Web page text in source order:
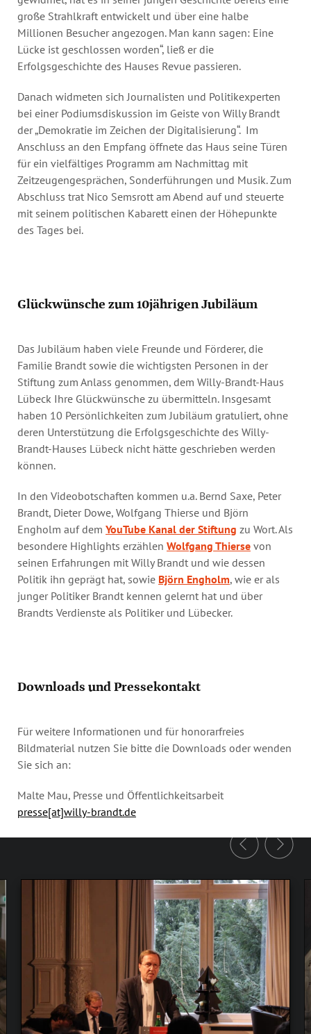
große Strahlkraft entwickelt und über eine halbe
Millionen Besucher angezogen. Man kann sagen: Eine
Lücke ist geschlossen worden“, ließ er die
Erfolgsgeschichte des Hauses Revue passieren.
Danach widmeten sich Journalisten und Politikexperten
bei einer Podiumsdiskussion im Geiste von Willy Brandt
der „Demokratie im Zeichen der Digitalisierung“. Im
Anschluss an den Empfang öffnete das Haus seine Türen
für ein vielfältiges Programm am Nachmittag mit
Zeitzeugengesprächen, Sonderführungen und Musik. Zum
Abschluss trat Nico Semsrott am Abend auf und steuerte
mit seinem politischen Kabarett einen der Höhepunkte
des Tages bei.
Glückwünsche zum 10jährigen Jubiläum
Das Jubiläum haben viele Freunde und Förderer, die
Familie Brandt sowie die wichtigsten Personen in der
Stiftung zum Anlass genommen, dem Willy-Brandt-Haus
Lübeck Ihre Glückwünsche zu übermitteln. Insgesamt
haben 10 Persönlichkeiten zum Jubiläum gratuliert, ohne
deren Unterstützung die Erfolgsgeschichte des Willy-
Brandt-Hauses Lübeck nicht hätte geschrieben werden
können.
In den Videobotschaften kommen u.a. Bernd Saxe, Peter
Brandt, Dieter Dowe, Wolfgang Thierse und Björn
Engholm auf dem YouTube Kanal der Stiftung zu Wort. Als
besondere Highlights erzählen Wolfgang Thierse von
seinen Erfahrungen mit Willy Brandt und wie dessen
Politik ihn geprägt hat, sowie Björn Engholm, wie er als
junger Politiker Brandt kennen gelernt hat und über
Brandts Verdienste als Politiker und Lübecker.
Downloads und Pressekontakt
Für weitere Informationen und für honorarfreies
Bildmaterial nutzen Sie bitte die Downloads oder wenden
Sie sich an:
Malte Mau, Presse und Öffentlichkeitsarbeit
presse[at]willy-brandt.de